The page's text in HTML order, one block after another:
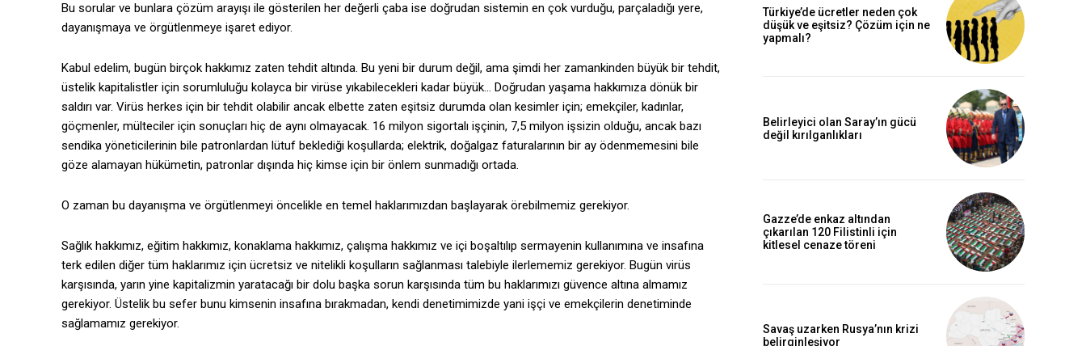
Bu sorular ve bunlara çözüm arayışı ile gösterilen her değerli çaba ise doğrudan sistemin en çok vurduğu, parçaladığı yere,
dayanışmaya ve örgütlenmeye işaret ediyor.
Kabul edelim, bugün birçok hakkımız zaten tehdit altında. Bu yeni bir durum değil, ama şimdi her zamankinden büyük bir tehdit,
üstelik kapitalistler için sorumluluğu kolayca bir virüse yıkabilecekleri kadar büyük… Doğrudan yaşama hakkımıza dönük bir
saldırı var. Virüs herkes için bir tehdit olabilir ancak elbette zaten eşitsiz durumda olan kesimler için; emekçiler, kadınlar,
göçmenler, mülteciler için sonuçları hiç de aynı olmayacak. 16 milyon sigortalı işçinin, 7,5 milyon işsizin olduğu, ancak bazı
sendika yöneticilerinin bile patronlardan lütuf beklediği koşullarda; elektrik, doğalgaz faturalarının bir ay ödenmemesini bile
göze alamayan hükümetin, patronlar dışında hiç kimse için bir önlem sunmadığı ortada.
O zaman bu dayanışma ve örgütlenmeyi öncelikle en temel haklarımızdan başlayarak örebilmemiz gerekiyor.
Sağlık hakkımız, eğitim hakkımız, konaklama hakkımız, çalışma hakkımız ve içi boşaltılıp sermayenin kullanımına ve insafına
terk edilen diğer tüm haklarımız için ücretsiz ve nitelikli koşulların sağlanması talebiyle ilerlememiz gerekiyor. Bugün virüs
karşısında, yarın yine kapitalizmin yaratacağı bir dolu başka sorun karşısında tüm bu haklarımızı güvence altına almamız
gerekiyor. Üstelik bu sefer bunu kimsenin insafına bırakmadan, kendi denetimimizde yani işçi ve emekçilerin denetiminde
sağlamamız gerekiyor.
Türkiye’de ücretler neden çok
düşük ve eşitsiz? Çözüm için ne
yapmalı?
Belirleyici olan Saray’ın gücü
değil kırılganlıkları
Gazze’de enkaz altından
çıkarılan 120 Filistinli için
kitlesel cenaze töreni
Savaş uzarken Rusya’nın krizi
belirginleşiyor